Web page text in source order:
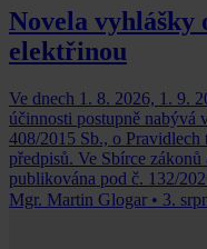
Novela vyhlášky
elektřinou
Ve dnech 1. 8. 2026, 1. 9.
účinnosti postupně nabývá
408/2015 Sb., o Pravidlech
předpisů. Ve Sbírce
publikována pod č. 132/
Mgr. Martin Glogar • 3.